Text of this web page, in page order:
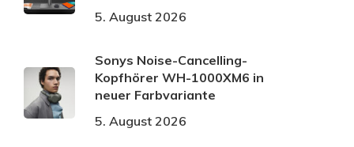
5. August 2026
Sonys Noise-Cancelling-
Kopfhörer WH-1000XM6 in
neuer Farbvariante
5. August 2026